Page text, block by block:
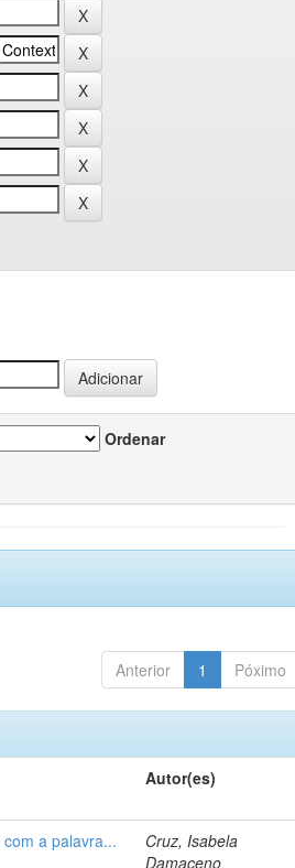
Ordenar
Anterior 1 Póximo
Autor(es)
a palavra...
Cruz, Isabela
Damaceno